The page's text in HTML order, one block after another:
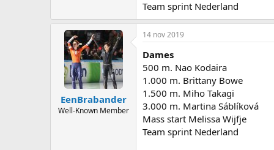
Team sprint Nederland
EenBrabander
Well-Known Member
14 nov 2019
Dames
500 m. Nao Kodaira
1.000 m. Brittany Bowe
1.500 m. Miho Takagi
3.000 m. Martina Sáblíková
Mass start Melissa Wijfje
Team sprint Nederland